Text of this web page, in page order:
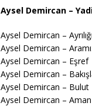
Aysel Demircan –
Aysel Demircan –
Aysel Demircan –
Aysel Demircan – Eşref
Aysel Demircan –
Aysel Demircan –
Aysel Demircan –